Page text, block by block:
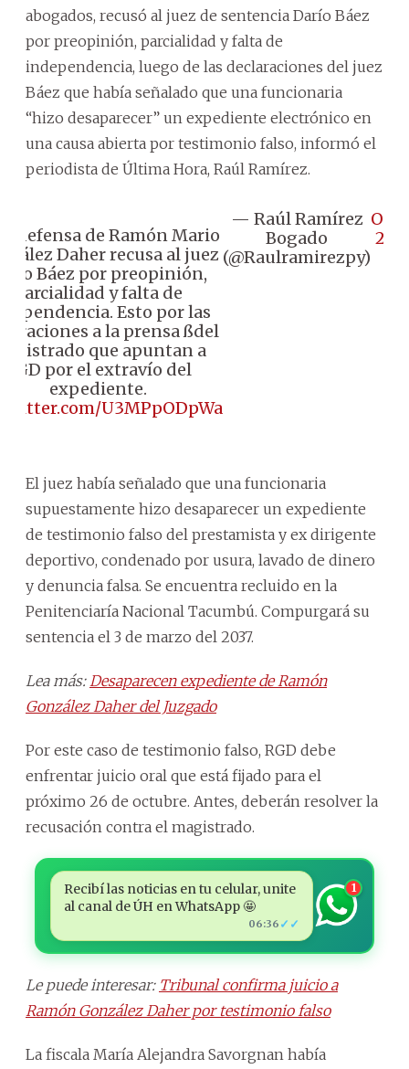
abogados, recusó al juez de sentencia Darío Báez
por preopinión, parcialidad y falta de
independencia, luego de las declaraciones del juez
Báez que había señalado que una funcionaria
“hizo desaparecer” un expediente electrónico en
una causa abierta por testimonio falso, informó el
periodista de Última Hora, Raúl Ramírez.
defensa de Ramón Mario
Daher recusa al juez
Báez por preopinión,
parcialidad y falta de
Esto por las
a la prensa ßdel
que apuntan a
RGD por el extravío del
expediente.
U3MPpODpWa
— Raúl Ramírez
Bogado
(@Raulramirezpy)
2,
El juez había señalado que una funcionaria
supuestamente hizo desaparecer un expediente
de testimonio falso del prestamista y ex dirigente
deportivo, condenado por usura, lavado de dinero
y denuncia falsa. Se encuentra recluido en la
Penitenciaría Nacional Tacumbú. Compurgará su
sentencia el 3 de marzo del 2037.
Lea más: Desaparecen expediente de Ramón
González Daher del Juzgado
Por este caso de testimonio falso, RGD debe
enfrentar juicio oral que está fijado para el
próximo 26 de octubre. Antes, deberán resolver la
recusación contra el magistrado.
Recibí las noticias en tu celular, unite
al canal de ÚH en WhatsApp 🤩
06:36 ✓✓
1
Le puede interesar: Tribunal confirma juicio a
Ramón González Daher por testimonio falso
La fiscala María Alejandra Savorgnan había